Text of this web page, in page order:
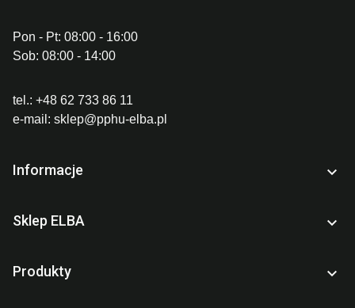
Pon - Pt: 08:00 - 16:00
Sob: 08:00 - 14:00
tel.: +48 62 733 86 11
e-mail: sklep@pphu-elba.pl
Informacje 
Sklep ELBA 
Produkty 